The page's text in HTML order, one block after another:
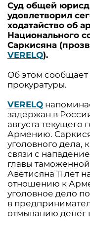
Суд общей
удовлетворил
ходатайство об
Национального
Саркисяна
VERELQ).
Об этом
прокуратуры.
VERELQ
задержан в
августа текущего
Армению.
уголовного дела,
связи с
главы
Аветисяна 11 лет
отношению к
уголовное дело
в
отмыванию денег